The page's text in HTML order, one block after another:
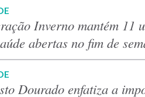
Inverno mantém 11
abertas no fim de
Dourado enfatiza a